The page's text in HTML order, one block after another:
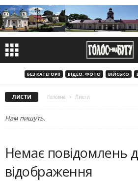
БЕЗ КАТЕГОРІЇ ВІДЕО, ФОТО ВІЙСЬКО
ЛИСТИ Головна Листи
Нам пишуть.
Немає повідомлень
відображення